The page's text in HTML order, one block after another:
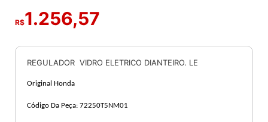
R$1.256,57
REGULADOR VIDRO ELETRICO DIANTEIRO. LE
Original Honda
Código Da Peça: 72250T5NM01